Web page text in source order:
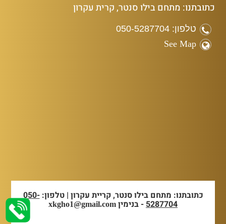
כתובתנו: מתחם בילו סנטר, קרית עקרון
טלפון: 050-5287704
See Map
כתובתנו: מתחם בילו סנטר, קריית עקרון | טלפון:050-
5287704- בנימין xkgho1@gmail.com